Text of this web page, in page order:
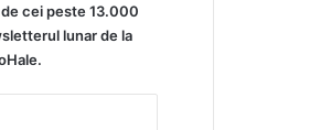
cei peste 13.000
lunar de la